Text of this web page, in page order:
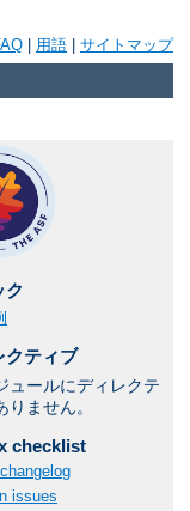
用語 サイトマップ
ク
クティブ
ュールにディレクテ
りません。
checklist
issues